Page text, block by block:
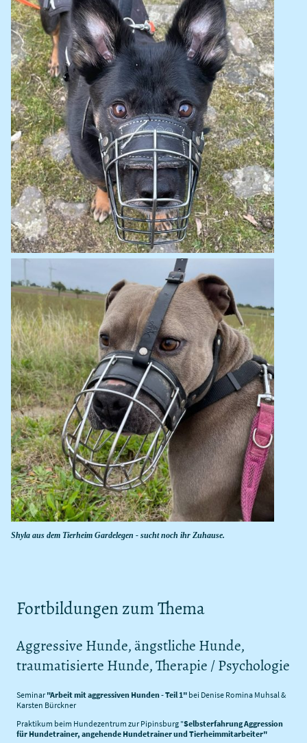
Shyla aus dem Tierheim Gardelegen - sucht noch ihr Zuhause.
Fortbildungen zum Thema
Aggressive Hunde, ängstliche Hunde,
traumatisierte Hunde, Therapie / Psychologie
Seminar "Arbeit mit aggressiven Hunden - Teil 1" bei Denise Romina Muhsal &
Karsten Bürckner
Praktikum beim Hundezentrum zur Pipinsburg "Selbsterfahrung Aggression
für Hundetrainer, angehende Hundetrainer und Tierheimmitarbeiter"